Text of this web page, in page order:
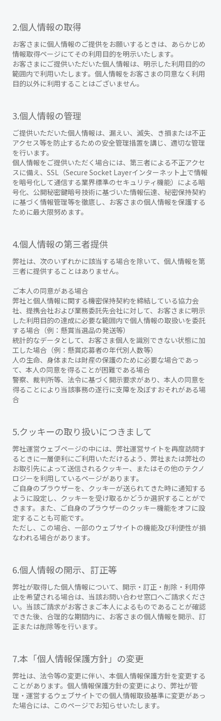
2.個人情報の取得
お客さまに個人情報のご提供をお願いするときは、あらかじめ
情報取得ページにてその利用目的を明示いたします。
お客さまにご提供いただいた個人情報は、明示した利用目的の
範囲内で利用いたします。個人情報をお客さまの同意なく利用
目的以外に利用することはございません。
3.個人情報の管理
ご提供いただいた個人情報は、漏えい、滅失、き損または不正
アクセス等を防止するための安全管理措置を講じ、適切な管理
を行います。
個人情報をご提供いただく場合には、第三者による不正アクセ
スに備え、 SSL（Secure Socket Layerインターネット上で情報
を暗号化して通信する業界標準のセキュリティ機能）による暗
号化、公開秘密鍵暗号技術に基づいた情報伝達、秘密保持契約
に基づく情報管理等を徹底し、お客さまの個人情報を保護する
ために最大限努めます。
4.個人情報の第三者提供
弊社は、次のいずれかに該当する場合を除いて、個人情報を第
三者に提供することはありません。
ご本人の同意がある場合
弊社と個人情報に関する機密保持契約を締結している協力会
社、提携会社および業務委託先会社に対して、お客さまに明示
した利用目的の達成に必要な範囲内で個人情報の取扱いを委託
する場合（例：懸賞当選品の発送等）
統計的なデータとして、お客さま個人を識別できない状態に加
工した場合（例：懸賞応募者の年代別人数等）
人の生命、身体または財産の保護のために必要な場合であっ
て、本人の同意を得ることが困難である場合
警察、裁判所等、法令に基づく開示要求があり、本人の同意を
得ることにより当該事務の遂行に支障を及ぼすおそれがある場
合
5.クッキーの取り扱いにつきまして
弊社運営ウェブページの中には、弊社運営サイトを再度訪問す
るときに一層便利にご利用いただけるよう、弊社または弊社の
お取引先によって送信されるクッキー、またはその他のテクノ
ロジーを利用しているページがあります。
ご自身のプラウザーを、クッキーが送られてきた時に通知する
ように設定し、クッキーを受け取るかどうか選択することがで
きます。また、ご自身のプラウザーのクッキー機能をオフに設
定することも可能です。
ただし、この場合、一部のウェブサイトの機能及び利便性が損
なわれる場合があります。
6.個人情報の開示、訂正等
弊社が取得した個人情報について、開示・訂正・削除・利用停
止を希望される場合は、当該お問い合わせ窓口へご請求くださ
い。当該ご請求がお客さまご本人によるものであることが確認
できた後、合理的な期間内に、お客さまの個人情報を開示、訂
正または削除等を行います。
7.本「個人情報保護方針」の変更
弊社は、法令等の変更に伴い、本個人情報保護方針を変更する
ことがあります。個人情報保護方針の変更により、弊社が管
理・運営するウェブサイトでの個人情報取扱基準に変更があっ
た場合には、このページでお知らせいたします。